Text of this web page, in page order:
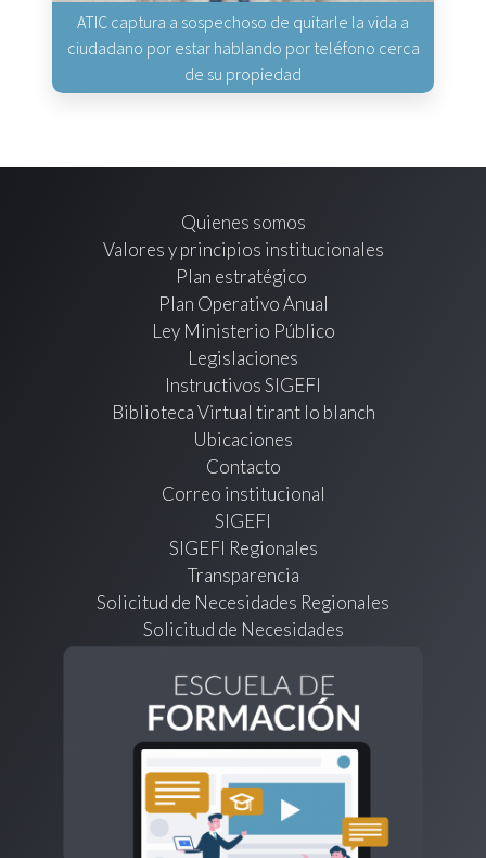
ATIC captura a sospechoso de quitarle la vida a
ciudadano por estar hablando por teléfono cerca
de su propiedad
Quienes somos
Valores y principios institucionales
Plan estratégico
Plan Operativo Anual
Ley Ministerio Público
Legislaciones
Instructivos SIGEFI
Biblioteca Virtual tirant lo blanch
Ubicaciones
Contacto
Correo institucional
SIGEFI
SIGEFI Regionales
Transparencia
Solicitud de Necesidades Regionales
Solicitud de Necesidades